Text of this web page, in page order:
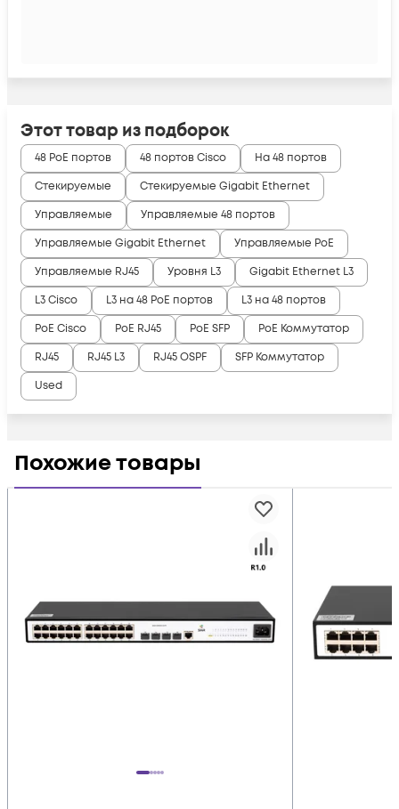
Этот товар из подборок
48 PoE портов 48 портов Cisco
На 48 портов
Стекируемые
Стекируемые Gigabit Ethernet
Управляемые
Управляемые 48 портов
Управляемые Gigabit Ethernet
Управляемые PoE
Управляемые RJ45
Уровня L3
Gigabit Ethernet L3
L3 Cisco
L3 на 48 PoE портов
L3 на 48 портов
PoE Cisco
PoE RJ45 PoE SFP
PoE Коммутатор
RJ45
RJ45 L3 RJ45 OSPF
SFP Коммутатор
Used
Похожие товары